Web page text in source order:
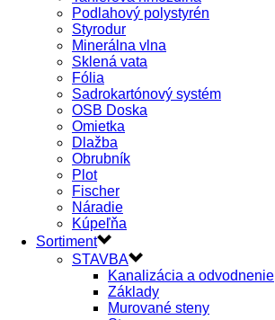
Podlahový polystyrén
Styrodur
Minerálna vlna
Sklená vata
Fólia
Sadrokartónový systém
OSB Doska
Omietka
Dlažba
Obrubník
Plot
Fischer
Náradie
Kúpeľňa
Sortiment
STAVBA
Kanalizácia a odvodnenie
Základy
Murované steny